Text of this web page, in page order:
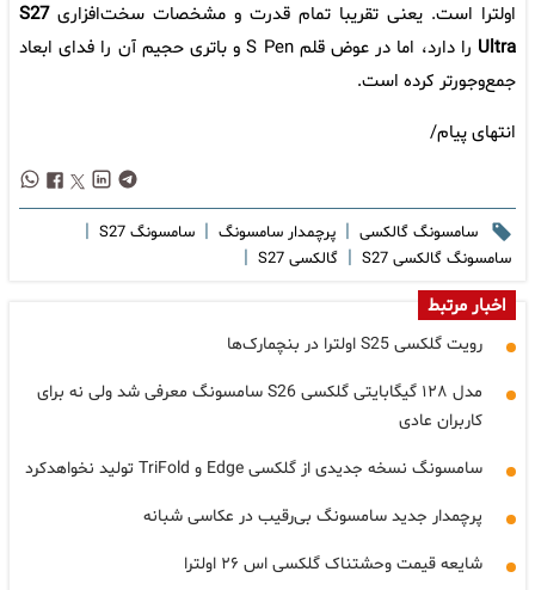
اولترا است. یعنی تقریبا تمام قدرت و مشخصات سخت‌افزاریS27
Ultra
را دارد، اما در عوض قلم S Pen و باتری حجیم آن را فدای ابعاد
جمع‌وجورتر کرده است.
انتهای پیام/
سامسونگ گالکسی | پرچمدار سامسونگ | سامسونگ S27 |
سامسونگ گالکسی S27 | گالکسی S27 |
اخبار مرتبط
رویت گلکسی S25 اولترا در بنچمارک‌ها
مدل ۱۲۸ گیگابایتی گلکسی S26 سامسونگ معرفی شد ولی نه برای
کاربران عادی
سامسونگ نسخه جدیدی از گلکسی Edge و TriFold تولید نخواهدکرد
پرچمدار جدید سامسونگ بی‌رقیب در عکاسی شبانه
شایعه قیمت وحشتناک گلکسی اس ۲۶ اولترا